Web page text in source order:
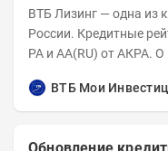
ВТБ Лизинг — одна из крупнейших лизинговых компаний
России. Кредитные рейтинги
РА и AA(RU) от АКРА. О выпуске: 🔹 Номинал: ₽1000 🔹
ВТБ Мои